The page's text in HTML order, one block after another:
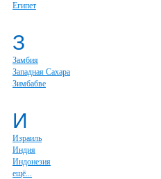
Египет
З
Замбия
Западная Сахара
Зимбабве
И
Израиль
Индия
Индонезия
ещё...